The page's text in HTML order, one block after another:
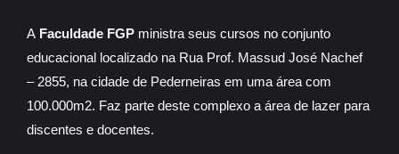
A Faculdade FGP ministra seus cursos no conjunto
educacional localizado na Rua Prof. Massud José Nachef
– 2855, na cidade de Pederneiras em uma área com
100.000m2. Faz parte deste complexo a área de lazer para
discentes e docentes.